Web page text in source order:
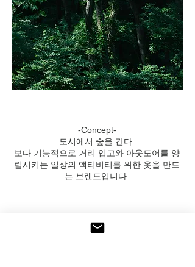
-Concept-
도시에서 숲을 간다.
보다 기능적으로 거리 입고와 아웃도어를 양
립시키는 일상의 액티비티를 위한 옷을 만드
는 브랜드입니다.